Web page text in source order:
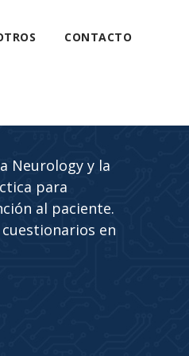
CONTACTO
Neurology y la
para
al paciente.
en